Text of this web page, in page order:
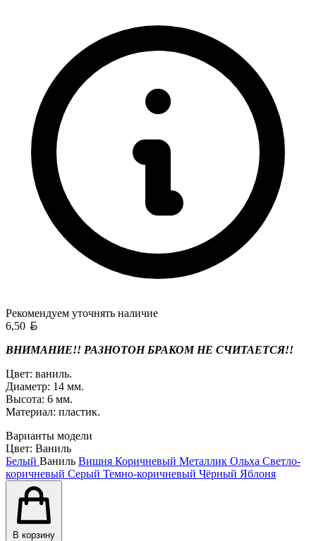
Рекомендуем уточнять наличие
6,50
ВНИМАНИЕ!! РАЗНОТОН БРАКОМ НЕ СЧИТАЕТСЯ!!
Цвет: ваниль.
Диаметр: 14 мм.
Высота: 6 мм.
Материал: пластик.
Варианты модели
Цвет: Ваниль
Белый Ваниль Вишня Коричневый Металлик Ольха Светло-
коричневый Серый Темно-коричневый Чёрный Яблоня
В корзину